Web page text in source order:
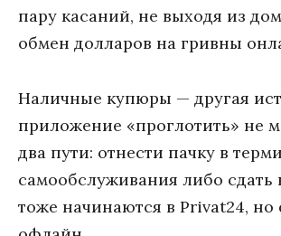
пару касаний, не выходя из
обмен долларов на гривны
Наличные купюры — другая
приложение «проглотить» не
два пути: отнести пачку в
самообслуживания либо сдать
тоже начинаются в Privat24,